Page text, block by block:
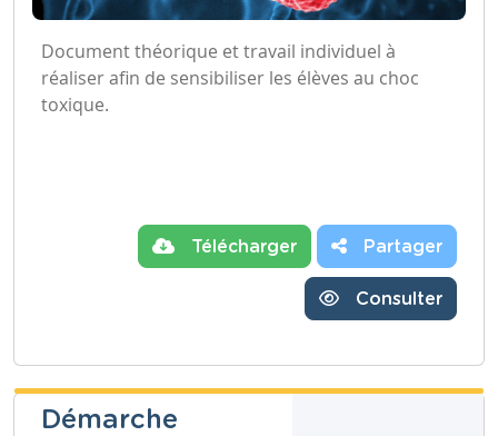
Document théorique et travail individuel à
réaliser afin de sensibiliser les élèves au choc
toxique.
Télécharger Partager
Consulter
Démarche